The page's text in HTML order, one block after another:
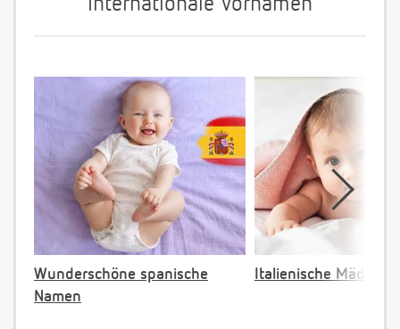
Internationale Vornamen
Wunderschöne spanische
Namen
Italienische